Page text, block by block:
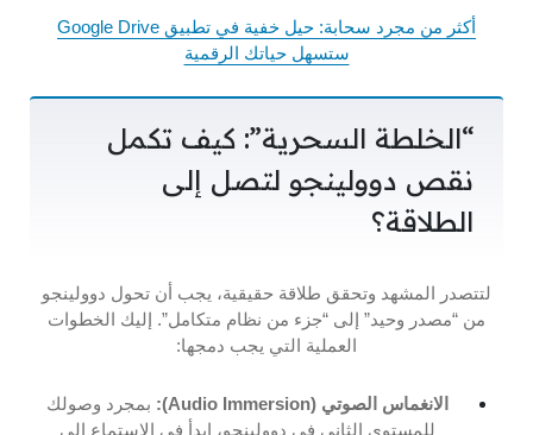
أكثر من مجرد سحابة: حيل خفية في تطبيق Google Drive
ستسهل حياتك الرقمية
“الخلطة السحرية”: كيف تكمل
نقص دوولينجو لتصل إلى
الطلاقة؟
لتتصدر المشهد وتحقق طلاقة حقيقية، يجب أن تحول دوولينجو
من “مصدر وحيد” إلى “جزء من نظام متكامل”. إليك الخطوات
العملية التي يجب دمجها:
الانغماس الصوتي (Audio Immersion):
بمجرد وصولك
للمستوى الثاني في دوولينجو، ابدأ في الاستماع إلى